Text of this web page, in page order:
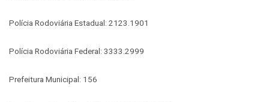
Polícia Rodoviária Estadual: 2123.1901
Polícia Rodoviária Federal: 3333.2999
Prefeitura Municipal: 156